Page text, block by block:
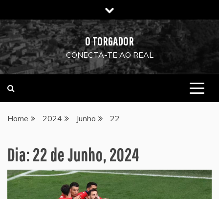
to
content
O TORGADOR
CONECTA-TE AO REAL
Home 2024 Junho 22
Dia:22 de Junho, 2024